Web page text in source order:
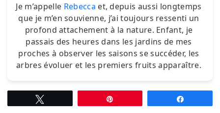
Je m’appelle Rebecca et, depuis aussi longtemps
que je m’en souvienne, j’ai toujours ressenti un
profond attachement à la nature. Enfant, je
passais des heures dans les jardins de mes
proches à observer les saisons se succéder, les
arbres évoluer et les premiers fruits apparaître.